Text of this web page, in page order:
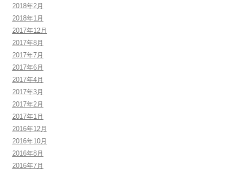
2018年2月
2018年1月
2017年12月
2017年8月
2017年7月
2017年6月
2017年4月
2017年3月
2017年2月
2017年1月
2016年12月
2016年10月
2016年8月
2016年7月